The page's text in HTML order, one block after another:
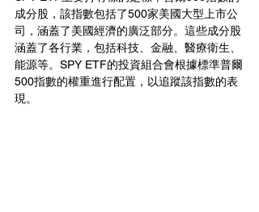
成分股，該指數包括了500家美國大型上市公
司，涵蓋了美國經濟的廣泛部分。這些成分股
涵蓋了各行業，包括科技、金融、醫療衛生、
能源等。SPY ETF的投資組合會根據標準普爾
500指數的權重進行配置，以追蹤該指數的表
現。